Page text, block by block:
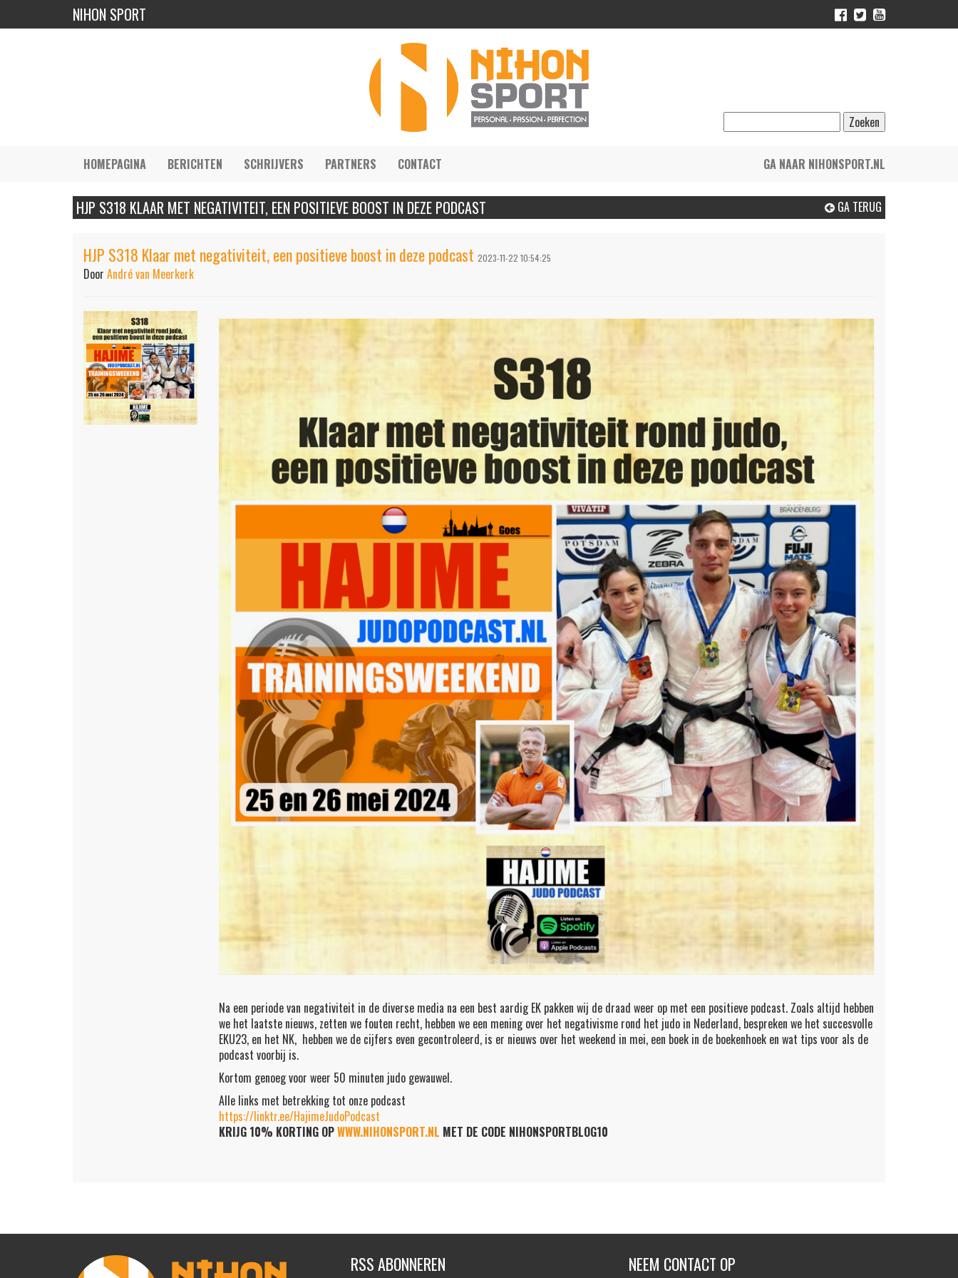
NIHON SPORT
HOMEPAGINA BERICHTEN SCHRIJVERS PARTNERS CONTACT GA NAAR NIHONSPORT.NL
HJP S318 KLAAR MET NEGATIVITEIT, EEN POSITIEVE BOOST IN DEZE PODCAST GA TERUG
HJP S318 Klaar met negativiteit, een positieve boost in deze podcast 2023-11-22 10:54:25
Door André van Meerkerk
Na een periode van negativiteit in de diverse media na een best aardig EK pakken wij de draad weer op met een positieve podcast. Zoals altijd hebben
we het laatste nieuws, zetten we fouten recht, hebben we een mening over het negativisme rond het judo in Nederland, bespreken we het succesvolle
EKU23, en het NK, hebben we de cijfers even gecontroleerd, is er nieuws over het weekend in mei, een boek in de boekenhoek en wat tips voor als de
podcast voorbij is.
Kortom genoeg voor weer 50 minuten judo gewauwel.
Alle links met betrekking tot onze podcast
https://linktr.ee/HajimeJudoPodcast
KRIJG 10% KORTING OPWWW.NIHONSPORT.NL MET DE CODE NIHONSPORTBLOG10
RSS ABONNEREN NEEM CONTACT OP